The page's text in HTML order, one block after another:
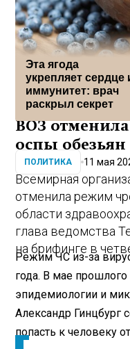
Эта ягода
укрепляет сердце
иммунитет: врач
раскрыл секрет
ВОЗ
оспы обезьян
ПОЛИТИКА 11 мая
Всемирная
отменила режим
области
глава ведомства
на брифинге в
Режим ЧС из-за
года. В мае
эпидемиологии и
Александр Гинцбург
попасть к человеку